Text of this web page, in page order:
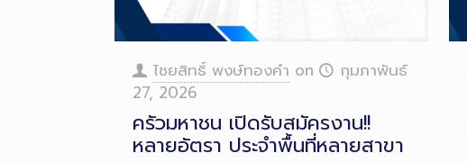
ไชยสิทธิ์ พงษ์ทองคำ on
กุมภาพันธ์
27, 2026
ครัวมหาชน เปิดรับสมัครงาน!!
หลายอัตรา ประจำพื้นที่หลายสาขา